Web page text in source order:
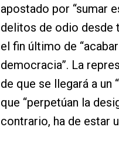
apostado por “sumar
delitos de odio desde
el fin último de
democracia”. La
de que se llegará a
que “perpetúan la
contrario, ha de estar